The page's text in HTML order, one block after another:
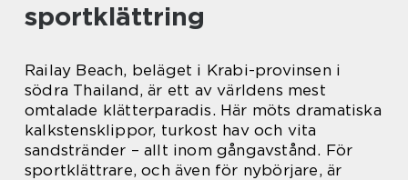
sportklättring
Railay Beach, beläget i Krabi-provinsen i
södra Thailand, är ett av världens mest
omtalade klätterparadis. Här möts dramatiska
kalkstensklippor, turkost hav och vita
sandstränder – allt inom gångavstånd. För
sportklättrare, och även för nybörjare, är